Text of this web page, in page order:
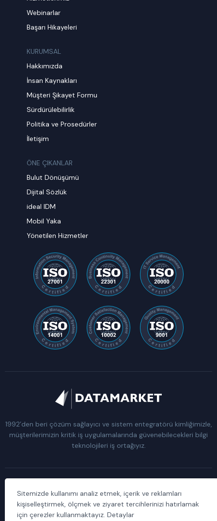
Webinarlar
Başarı Hikayeleri
KURUMSAL
Hakkımızda
İnsan Kaynakları
Müşteri Şikayet Formu
Sürdürülebilirlik
Politika ve Prosedürler
İletişim
ÖNE ÇIKANLAR
Bulut Dönüşümü
Dijital Sözlük
ideal IDM
Mobil Yaka
Yönetilen Hizmetler
1992’den beri çözüm sağlayıcı ve sistem entegratörü kimliğimizle,
müşterilerimizin kritik iş uygulamalarında güvenebilecekleri bilgi
teknolojileri iş ortağıyız.
Kişisel Verilerin Korunması Kanunu Aydınlatma Metni
Sitemizde kullanımı analiz etmek, içerik ve reklamları
kişiselleştirmek, ölçmek ve ziyaret tercihlerinizi hatırlamak
için çerezler kullanmaktayız. Detaylar